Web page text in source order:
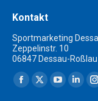
Kontakt
Sportmarketing
Zeppelinstr. 10
06847 Dessau-Roßlau
Finden Sie uns auf:
Facebook
X
YouTube